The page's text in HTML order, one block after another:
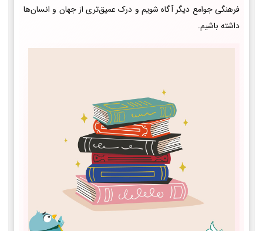
فرهنگی جوامع دیگر آگاه شویم و درک عمیق‌تری از جهان و انسان‌ها
داشته باشیم.